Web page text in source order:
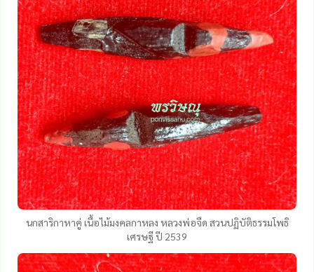
นกสาริกาหาคู่ เนื้อไม้มงคลกาหลง หลวงพ่อจืด สวนปฏิบัติธรรมโพธิ
เศรษฐี ปี 2539